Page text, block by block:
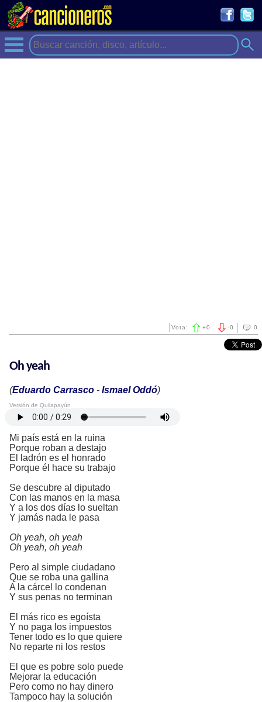
0
-0
Vota: +0
Oh yeah
(Eduardo Carrasco - Ismael Oddó)
Versión de Quilapayún
Mi país está en la ruina
Porque roban a destajo
El ladrón es el honrado
Porque él hace su trabajo
Se descubre al diputado
Con las manos en la masa
Y a los dos días lo sueltan
Y jamás nada le pasa
Oh yeah, oh yeah
Oh yeah, oh yeah
Pero al simple ciudadano
Que se roba una gallina
A la cárcel lo condenan
Y sus penas no terminan
El más rico es egoísta
Y no paga los impuestos
Tener todo es lo que quiere
No reparte ni los restos
El que es pobre solo puede
Mejorar la educación
Pero como no hay dinero
Tampoco hay la solución